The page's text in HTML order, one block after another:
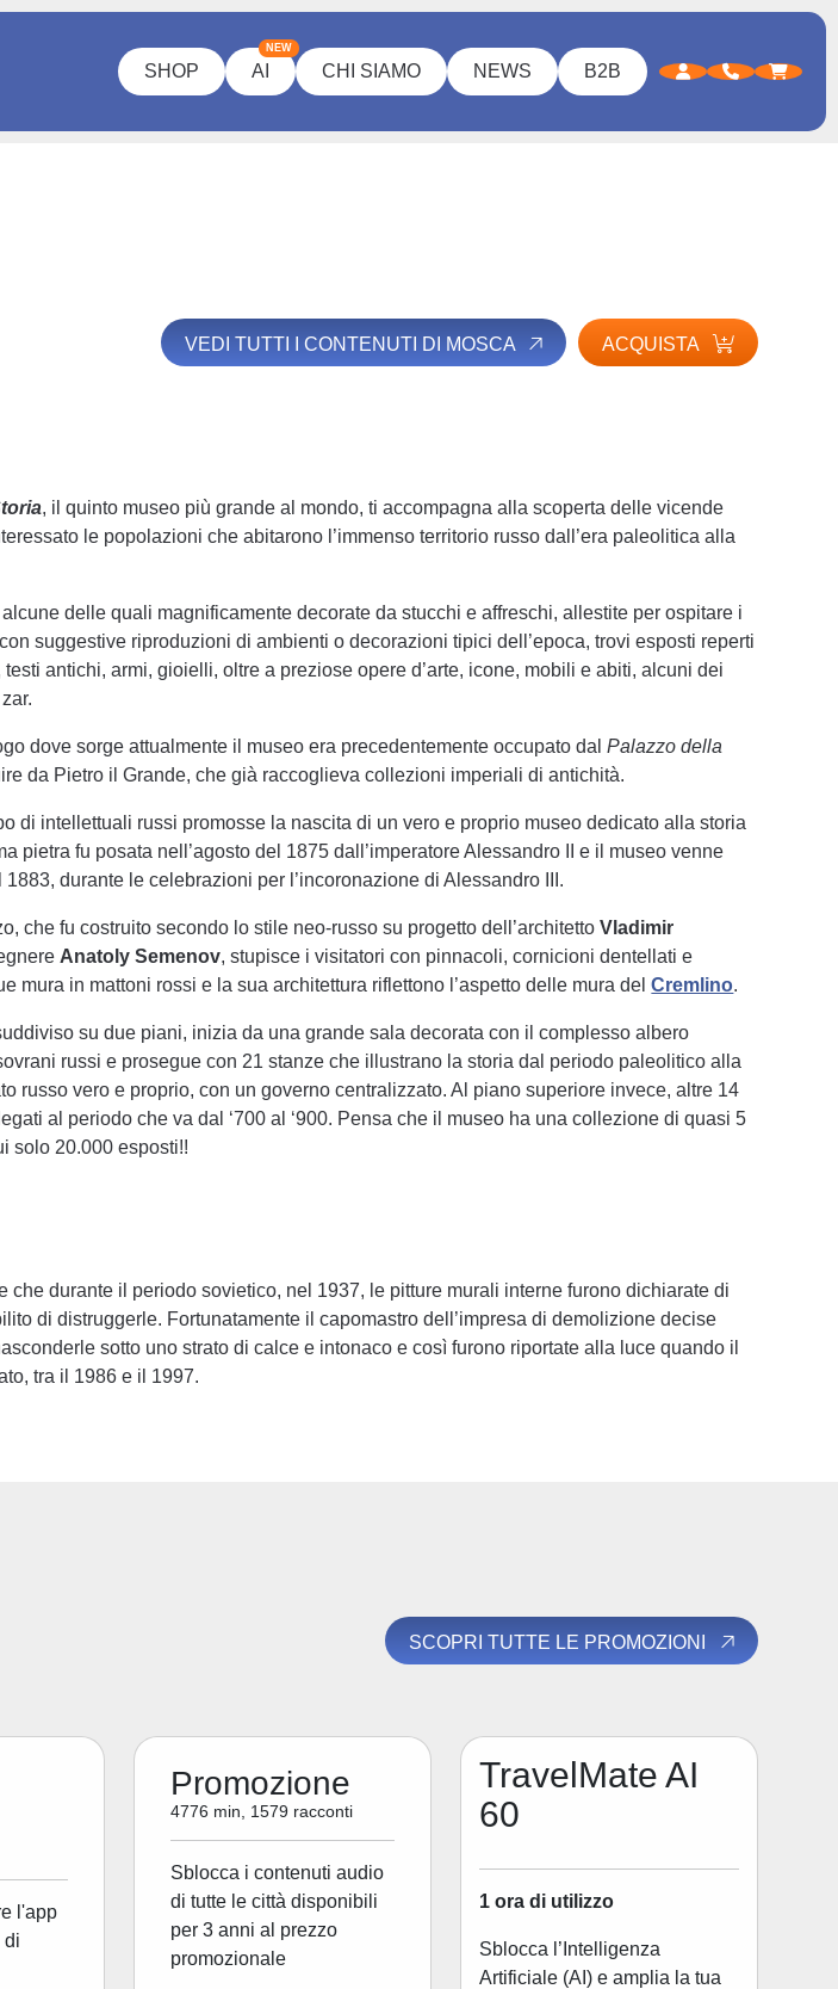
SHOP AI
NEW
CHI SIAMO NEWS B2B
VEDI TUTTI I CONTENUTI DI MOSCA ACQUISTA
, il quinto museo più grande al mondo, ti accompagna alla scoperta delle vicende
le popolazioni che abitarono l’immenso territorio russo dall’era paleolitica alla
delle quali magnificamente decorate da stucchi e affreschi, allestite per ospitare i
suggestive riproduzioni di ambienti o decorazioni tipici dell’epoca, trovi esposti reperti
antichi, armi, gioielli, oltre a preziose opere d’arte, icone, mobili e abiti, alcuni dei
dove sorge attualmente il museo era precedentemente occupato dalPalazzo della
da Pietro il Grande, che già raccoglieva collezioni imperiali di antichità.
di intellettuali russi promosse la nascita di un vero e proprio museo dedicato alla storia
pietra fu posata nell’agosto del 1875 dall’imperatore Alessandro II e il museo venne
durante le celebrazioni per l’incoronazione di Alessandro III.
che fu costruito secondo lo stile neo-russo su progetto dell’architettoVladimir
Anatoly Semenov, stupisce i visitatori con pinnacoli, cornicioni dentellati e
mura in mattoni rossi e la sua architettura riflettono l’aspetto delle mura delCremlino.
su due piani, inizia da una grande sala decorata con il complesso albero
russi e prosegue con 21 stanze che illustrano la storia dal periodo paleolitico alla
russo vero e proprio, con un governo centralizzato. Al piano superiore invece, altre 14
al periodo che va dal ‘700 al ‘900. Pensa che il museo ha una collezione di quasi 5
solo 20.000 esposti!!
che durante il periodo sovietico, nel 1937, le pitture murali interne furono dichiarate di
di distruggerle. Fortunatamente il capomastro dell’impresa di demolizione decise
sotto uno strato di calce e intonaco e così furono riportate alla luce quando il
tra il 1986 e il 1997.
SCOPRI TUTTE LE PROMOZIONI
l'app
di
Promozione
4776 min, 1579 racconti
Sblocca i contenuti audio
di tutte le città disponibili
per 3 anni al prezzo
promozionale
TravelMate AI
60
1 ora di utilizzo
Sblocca l’Intelligenza
Artificiale (AI) e amplia la tua